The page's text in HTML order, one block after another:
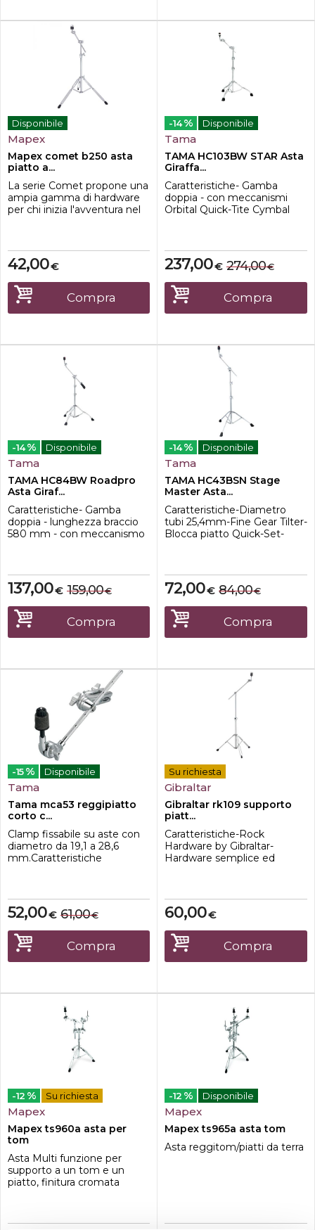
Disponibile
Mapex
Mapex comet b250 asta
piatto a...
La serie Comet propone una
ampia gamma di hardware
per chi inizia l'avventura nel
tutta la vita, inizia il tuo
viaggio con Comet e
diventa un Drummer for
Life!Caratteristiche-Asta a
due Sezioni + Giraffa-Gambe
D...
€
42,00
Compra
-14 % Disponibile
Tama
TAMA HC103BW STAR Asta
Giraffa...
Caratteristiche- Gamba
doppia - con meccanismi
Orbital Quick-Tite Cymbal
/ a giraffa
€
237,00 €
274,00
Compra
-14 % Disponibile
Tama
TAMA HC84BW Roadpro
Asta Giraf...
Caratteristiche- Gamba
doppia - lunghezza braccio
580 mm - con meccanismo
Grip Joint - contrappeso
rimuovibile - conversione
asta reggipiatto dritta / a
giraffa
€
137,00 €
159,00
Compra
-14 % Disponibile
Tama
TAMA HC43BSN Stage
Master Asta...
Caratteristiche-Diametro
tubi 25,4mm-Fine Gear Tilter-
Blocca piatto Quick-Set-
Intervallo di regolazione
dell'altezza: 760 - 1800
€
72,00 €
84,00
Compra
-15 % Disponibile
Tama
Tama mca53 reggipiatto
corto c...
Clamp fissabile su aste con
diametro da 19,1 a 28,6
mm.Caratteristiche
€
52,00 €
61,00
Compra
Su richiesta
Gibraltar
Gibraltar rk109 supporto
piatt...
Caratteristiche-Rock
Hardware by Gibraltar-
Hardware semplice ed
regolabile, ca. 74 - 132 cm-
senza Memory Locks-Gear
tilter
€
60,00
Compra
-12 % Su richiesta
Mapex
Mapex ts960a asta per
tom
Asta Multi funzione per
supporto a un tom e un
piatto, finitura cromata
-12 % Disponibile
Mapex
Mapex ts965a asta tom
Asta reggitom/piatti da terra